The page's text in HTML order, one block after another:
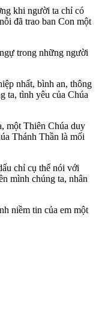
khi người ta chỉ có
đã trao ban Con một
trong những người
nhất, bình an, thông
ta, tình yêu của Chúa
một Thiên Chúa duy
Thánh Thần là mối
chỉ cụ thể nói với
mình chúng ta, nhân
niềm tin của em một